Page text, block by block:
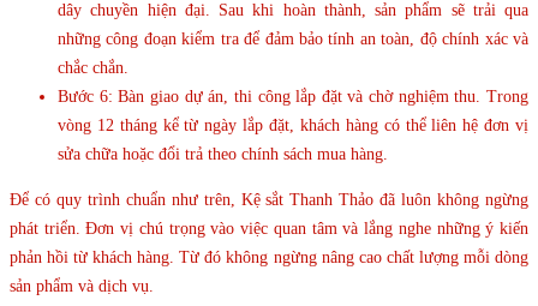
dây chuyền hiện đại. Sau khi hoàn thành, sản phẩm sẽ trải qua
những công đoạn kiểm tra để đảm bảo tính an toàn, độ chính xác và
chắc chắn.
Bước 6: Bàn giao dự án, thi công lắp đặt và chờ nghiệm thu. Trong
vòng 12 tháng kể từ ngày lắp đặt, khách hàng có thể liên hệ đơn vị
sửa chữa hoặc đổi trả theo chính sách mua hàng.
Để có quy trình chuẩn như trên, Kệ sắt Thanh Thảo đã luôn không ngừng
phát triển. Đơn vị chú trọng vào việc quan tâm và lắng nghe những ý kiến
phản hồi từ khách hàng. Từ đó không ngừng nâng cao chất lượng mỗi dòng
sản phẩm và dịch vụ.